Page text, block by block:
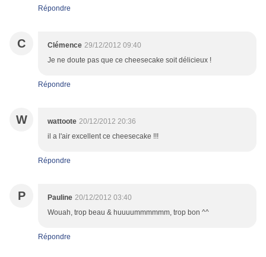
Répondre
C Clémence 29/12/2012 09:40
Je ne doute pas que ce cheesecake soit délicieux !
Répondre
W wattoote 20/12/2012 20:36
il a l'air excellent ce cheesecake !!!
Répondre
P Pauline 20/12/2012 03:40
Wouah, trop beau & huuuummmmmm, trop bon ^^
Répondre